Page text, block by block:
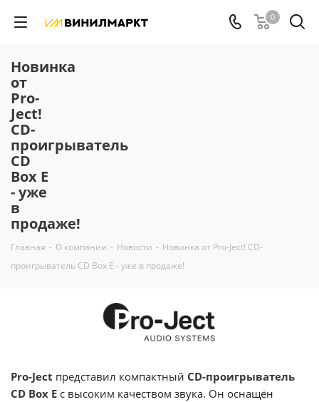
0
Новинка
от
Pro-
Ject!
CD-
проигрыватель
CD
Box E
- уже
в
продаже!
Главная - О компании - Новости - Новинка от Pro-Ject! CD-
проигрыватель CD Box E - уже в продаже!
Pro-Ject представил компактный CD-проигрыватель
CD Box E с высоким качеством звука. Он оснащён